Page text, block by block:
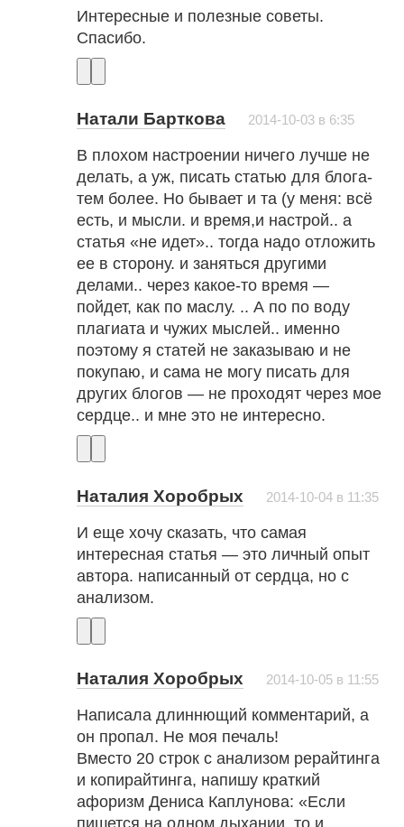
Интересные и полезные советы.
Спасибо.
Натали Барткова 2014-10-03 в 6:35
В плохом настроении ничего лучше не
делать, а уж, писать статью для блога-
тем более. Но бывает и та (у меня: всё
есть, и мысли. и время,и настрой.. а
статья «не идет».. тогда надо отложить
ее в сторону. и заняться другими
делами.. через какое-то время —
пойдет, как по маслу. .. А по по воду
плагиата и чужих мыслей.. именно
поэтому я статей не заказываю и не
покупаю, и сама не могу писать для
других блогов — не проходят через мое
сердце.. и мне это не интересно.
Наталия Хоробрых 2014-10-04 в 11:35
И еще хочу сказать, что самая
интересная статья — это личный опыт
автора. написанный от сердца, но с
анализом.
Наталия Хоробрых 2014-10-05 в 11:55
Написала длиннющий комментарий, а
он пропал. Не моя печаль!
Вместо 20 строк с анализом рерайтинга
и копирайтинга, напишу краткий
афоризм Дениса Каплунова: «Если
пишется на одном дыхании, то и